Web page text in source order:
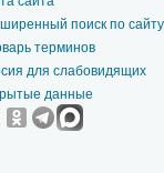
поиск по сайту
терминов
для слабовидящих
данные